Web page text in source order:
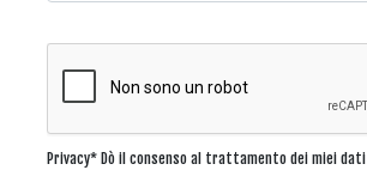
Privacy* Dò il consenso al trattamento dei miei dati